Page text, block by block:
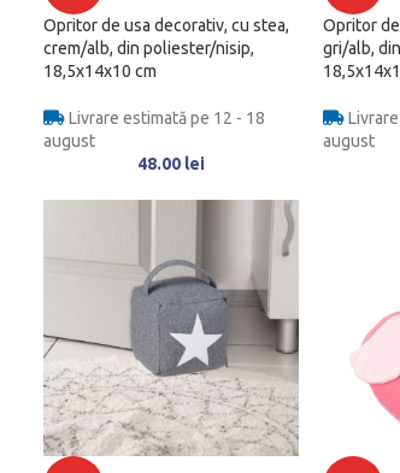
Opritor de usa decorativ, cu stea,
crem/alb, din poliester/nisip,
18,5x14x10 cm
Livrare estimată pe 12 - 18
august
48.00 lei
Opritor
gri/alb,
august